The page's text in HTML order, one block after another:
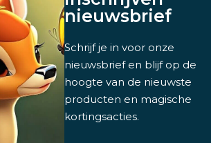
nieuwsbrief
Schrijf je in voor onze
nieuwsbrief en blijf op de
hoogte van de nieuwste
producten en magische
kortingsacties.